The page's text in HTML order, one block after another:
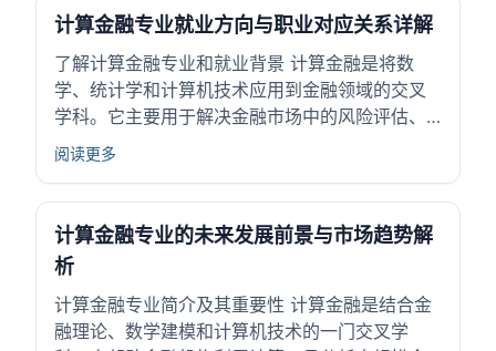
加，计算金融的应用领域不断拓展。 对个人来
说，能...
计算金融专业就业方向与职业对应关系详解
了解计算金融专业和就业背景 计算金融是将数
学、统计学和计算机技术应用到金融领域的交叉
学科。它主要用于解决金融市场中的风险评估、
资产定价和投资组合优化等问题。学生通过学习
建和应用技能。 金融行业因不断扩展数据与技术
需求，为计算金融专业人才提供了广阔空间。金
融科...
阅读更多
计算金融专业的未来发展前景与市场趋势解
析
计算金融专业简介及其重要性 计算金融是结合金
融理论、数学建模和计算机技术的一门交叉学